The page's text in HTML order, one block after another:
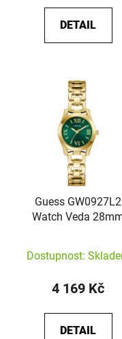
DETAIL
Guess GW0927L2
Watch Veda
Dostupnost:
4 169 Kč
DETAIL